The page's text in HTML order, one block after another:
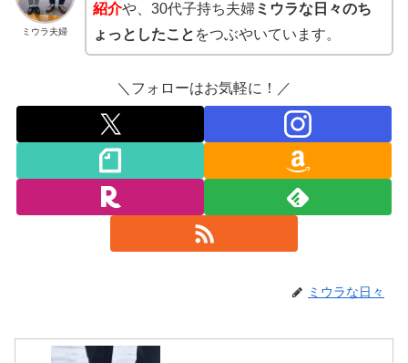
ミウラ夫婦
紹介や、30代子持ち夫婦ミウラな日々のち
ょっとしたこと をつぶやいています。
＼フォローはお気軽に！／
ミウラな日々